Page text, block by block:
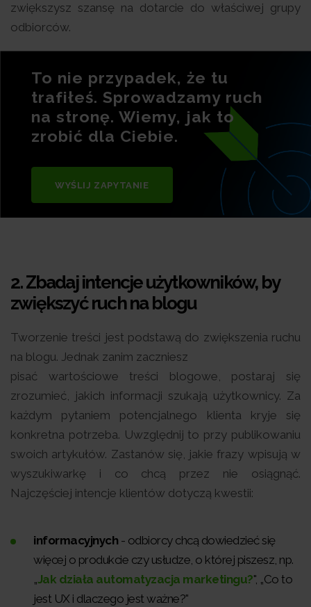
zwiększysz szansę na dotarcie do właściwej grupy
odbiorców.
To nie przypadek, że tu
trafiłeś. Sprowadzamy ruch
na stronę. Wiemy, jak to
zrobić dla Ciebie.
WYŚLIJ ZAPYTANIE
2. Zbadaj intencje użytkowników, by
zwiększyć ruch na blogu
Tworzenie treści jest podstawą do zwiększenia ruchu
na blogu. Jednak zanim zaczniesz
pisać wartościowe treści blogowe, postaraj się
zrozumieć, jakich informacji szukają użytkownicy. Za
każdym pytaniem potencjalnego klienta kryje się
konkretna potrzeba. Uwzględnij to przy publikowaniu
swoich artykułów. Zastanów się, jakie frazy wpisują w
wyszukiwarkę i co chcą przez nie osiągnąć.
Najczęściej intencje klientów dotyczą kwestii:
informacyjnych - odbiorcy chcą dowiedzieć się
więcej o produkcie czy usłudze, o której piszesz, np.
„Jak działa automatyzacja marketingu?", „Co to
jest UX i dlaczego jest ważne?"